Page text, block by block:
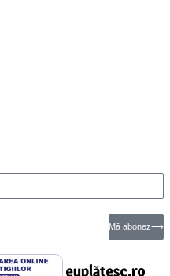
Mă abonez⟶